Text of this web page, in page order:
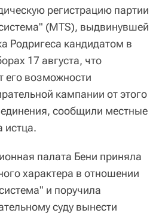
регистрацию партии
(MTS), выдвинувшей
Родригеса кандидатом в
17 августа, что
его возможности
кампании от этого
сообщили местные
истца.
палата Бени приняла
характера в отношении
и поручила
суду вынести